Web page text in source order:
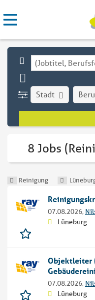
Stadt
8 Jobs
Reinigung
07.08.2026,
Lüneburg
Objektleiter
07.08.2026,
Lüneburg